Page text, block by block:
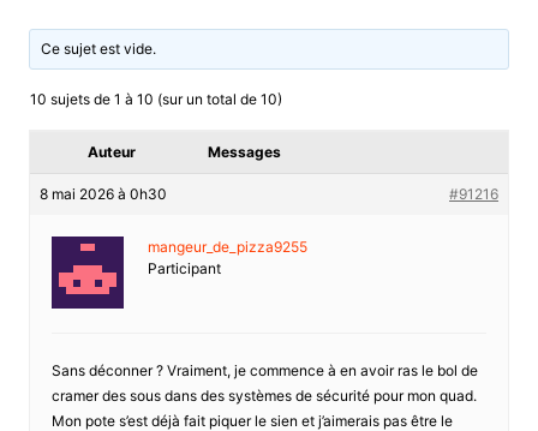
Ce sujet est vide.
10 sujets de 1 à 10 (sur un total de 10)
Auteur Messages
8 mai 2026 à 0h30 #91216
mangeur_de_pizza9255
Participant
Sans déconner ? Vraiment, je commence à en avoir ras le bol de
cramer des sous dans des systèmes de sécurité pour mon quad.
Mon pote s’est déjà fait piquer le sien et j’aimerais pas être le